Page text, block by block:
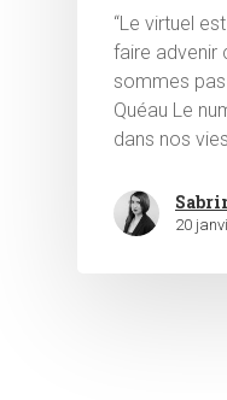
“Le virtuel
faire advenir
sommes pas
Quéau Le
dans nos
20